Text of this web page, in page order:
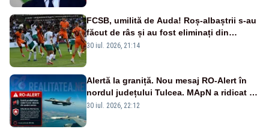
FCSB, umilită de Auda! Roș-albaștrii s-au
făcut de râs și au fost eliminați din
Conference League
30 iul. 2026, 21:14
Alertă la graniță. Nou mesaj RO-Alert în
nordul județului Tulcea. MApN a ridicat de
la sol două avioane F-16
30 iul. 2026, 22:12